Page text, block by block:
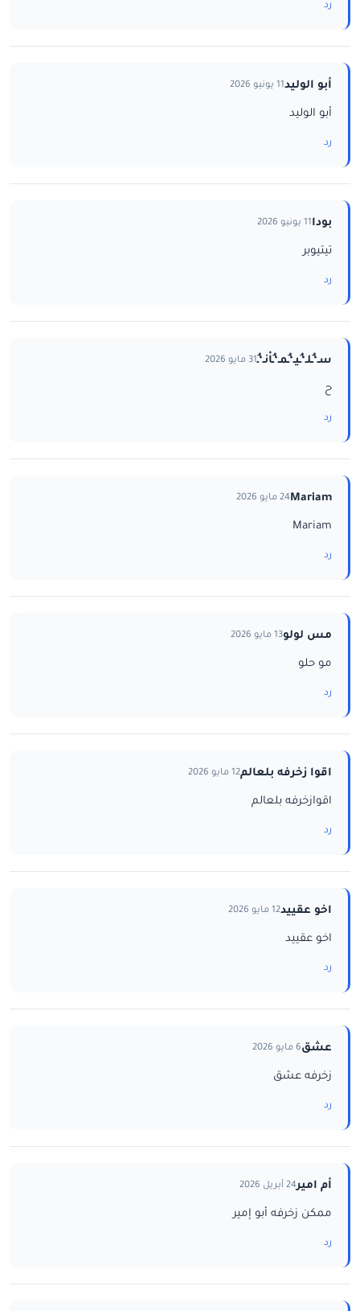
رد
أبو الوليد11 يونيو 2026
أبو الوليد
رد
بودا11 يونيو 2026
تيتيوبر
رد
سـ‘ـُلـ‘ـُيـ‘ـُمـ‘ـُاْنـ‘ـُ31 مايو 2026
ح
رد
Mariam24 مايو 2026
Mariam
رد
مس لولو13 مايو 2026
مو حلو
رد
اقوا زخرفه بلعالم12 مايو 2026
اقوازخرفه بلعالم
رد
اخو عقييد12 مايو 2026
اخو عقييد
رد
عشق6 مايو 2026
زخرفه عشق
رد
أم امير24 أبريل 2026
ممكن زخرفه أبو إمير
رد